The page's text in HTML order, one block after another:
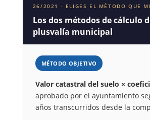
26/2021 · ELIGES EL MÉTODO QUE
Los dos métodos de cálculo
plusvalía municipal
MÉTODO OBJETIVO
Valor catastral del suelo ×
aprobado por el ayuntamiento
años transcurridos desde la